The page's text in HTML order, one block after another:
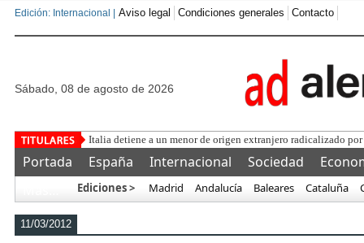
Edición: Internacional | Aviso legal Condiciones generales Contacto
sábado, 08 de agosto de 2026
Italia detiene a un menor de origen extranjero radicalizado
Portada España Internacional Sociedad
Ediciones > Madrid Andalucía Baleares Cataluña
11/03/2012